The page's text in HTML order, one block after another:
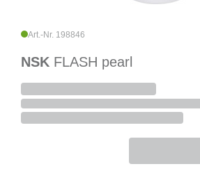
Art.-Nr. 198846
NSK FLASH pearl